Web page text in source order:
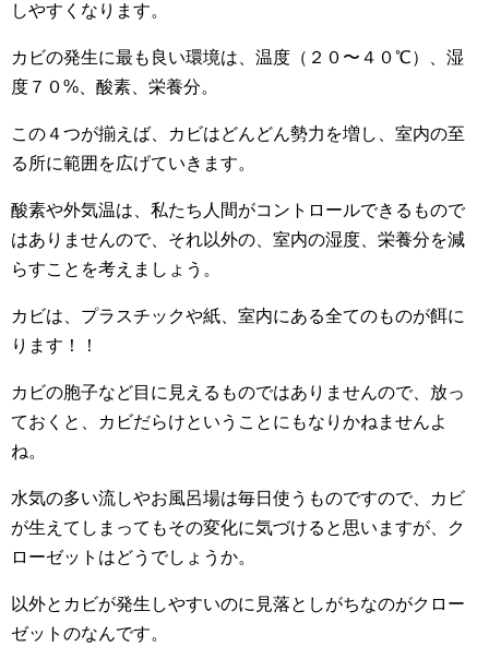
しやすくなります。
カビの発生に最も良い環境は、温度（２０〜４０℃）、湿
度７０%、酸素、栄養分。
この４つが揃えば、カビはどんどん勢力を増し、室内の至
る所に範囲を広げていきます。
酸素や外気温は、私たち人間がコントロールできるもので
はありませんので、それ以外の、室内の湿度、栄養分を減
らすことを考えましょう。
カビは、プラスチックや紙、室内にある全てのものが餌に
ります！！
カビの胞子など目に見えるものではありませんので、放っ
ておくと、カビだらけということにもなりかねませんよ
ね。
水気の多い流しやお風呂場は毎日使うものですので、カビ
が生えてしまってもその変化に気づけると思いますが、ク
ローゼットはどうでしょうか。
以外とカビが発生しやすいのに見落としがちなのがクロー
ゼットのなんです。